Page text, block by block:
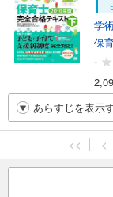
学
保
-
あらすじを表示
<< <